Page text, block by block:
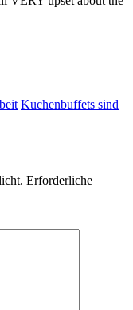
Kuchenbuffets sind
Erforderliche